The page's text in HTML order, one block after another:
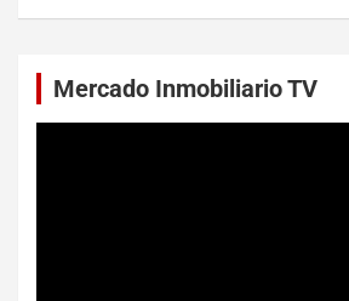
Mercado Inmobiliario TV